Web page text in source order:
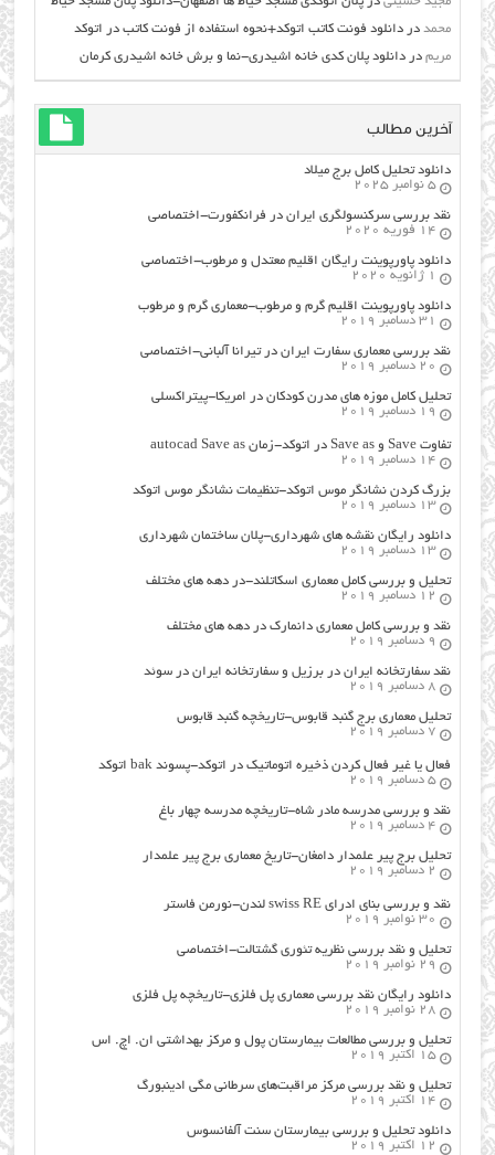
محمد دردانلود فونت کاتب اتوکد+نحوه استفاده از فونت کاتب در اتوکد
مریم دردانلود پلان کدی خانه اشیدری-نما و برش خانه اشیدری کرمان
آخرین مطالب
دانلود تحلیل کامل برج میلاد
5 نوامبر 2025
نقد بررسی سرکنسولگری ایران در فرانکفورت-اختصاصی
14 فوریه 2020
دانلود پاورپوینت رایگان اقلیم معتدل و مرطوب-اختصاصی
1 ژانویه 2020
دانلود پاورپوینت اقلیم گرم و مرطوب-معماری گرم و مرطوب
31 دسامبر 2019
نقد بررسی معماری سفارت ایران در تیرانا آلبانی-اختصاصی
20 دسامبر 2019
تحلیل کامل موزه های مدرن کودکان در امریکا-پیتراکسلی
19 دسامبر 2019
تفاوت Save و Save as در اتوکد-زمان autocad Save as
14 دسامبر 2019
بزرگ کردن نشانگر موس اتوکد-تنظیمات نشانگر موس اتوکد
13 دسامبر 2019
دانلود رایگان نقشه های شهرداری-پلان ساختمان شهرداری
13 دسامبر 2019
تحلیل و بررسی کامل معماری اسکاتلند-در دهه های مختلف
12 دسامبر 2019
نقد و بررسی کامل معماری دانمارک در دهه های مختلف
9 دسامبر 2019
نقد سفارتخانه ایران در برزیل و سفارتخانه ایران در سوئد
8 دسامبر 2019
تحلیل معماری برج گنبد قابوس-تاریخچه گنبد قابوس
7 دسامبر 2019
فعال یا غیر فعال کردن ذخیره اتوماتیک در اتوکد-پسوند bak اتوکد
5 دسامبر 2019
نقد و بررسی مدرسه مادر شاه-تاریخچه مدرسه چهار باغ
4 دسامبر 2019
تحلیل برج پیر علمدار دامغان-تاریخ معماری برج پیر علمدار
2 دسامبر 2019
نقد و بررسی بنای ادرای swiss RE لندن-نورمن فاستر
30 نوامبر 2019
تحلیل و نقد بررسی نظریه تئوری گشتالت-اختصاصی
29 نوامبر 2019
دانلود رایگان نقد بررسی معماری پل فلزی-تاریخچه پل فلزی
28 نوامبر 2019
تحلیل و بررسی مطالعات بیمارستان پول و مرکز بهداشتی ان. اچ. اس
15 اکتبر 2019
تحلیل و نقد بررسی مرکز مراقبت‌های سرطانی مگی ادینبورگ
14 اکتبر 2019
دانلود تحلیل و بررسی بیمارستان سنت آلفانسوس
12 اکتبر 2019